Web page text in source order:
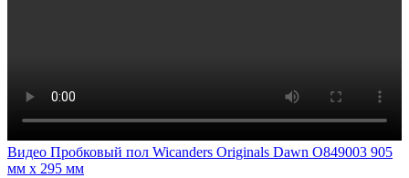
Видео Пробковый пол Wicanders Originals Dawn O849003 905
мм х 295 мм